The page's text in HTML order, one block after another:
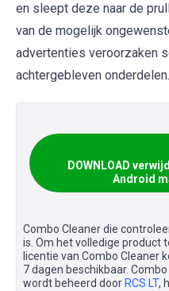
en sleept deze naar de
van de mogelijk
advertenties veroorzaken
achtergebleven onderdelen.
DOWNLOAD
Android
Combo Cleaner die
is. Om het volledige product
licentie van Combo Cleaner
7 dagen beschikbaar.
wordt beheerd door RCS LT,